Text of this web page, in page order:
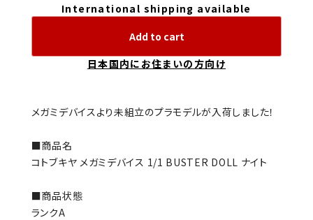
International shipping available
Add to cart
日本国内にお住まいの方向け
メガミデバイスより未組立のプラモデルが入荷しました！
■商品名
コトブキヤ メガミデバイス 1/1 BUSTER DOLL ナイト
■商品状態
ランクA